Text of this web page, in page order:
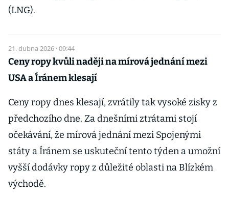
(LNG).
21. dubna 2026 · 09:44
Ceny ropy kvůli naději na mírová jednání mezi
USA a Íránem klesají
Ceny ropy dnes klesají, zvrátily tak vysoké zisky z
předchozího dne. Za dnešními ztrátami stojí
očekávání, že mírová jednání mezi Spojenými
státy a Íránem se uskuteční tento týden a umožní
vyšší dodávky ropy z důležité oblasti na Blízkém
východě.